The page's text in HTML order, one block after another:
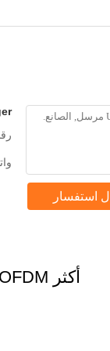
استفسار
أكثر COFDM الارسال اللاسلكي فيديو